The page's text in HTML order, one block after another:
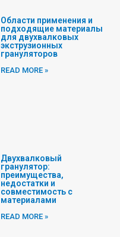
Области применения и
подходящие материалы
для двухвалковых
экструзионных
грануляторов
READ MORE »
Двухвалковый
гранулятор:
преимущества,
недостатки и
совместимость с
материалами
READ MORE »